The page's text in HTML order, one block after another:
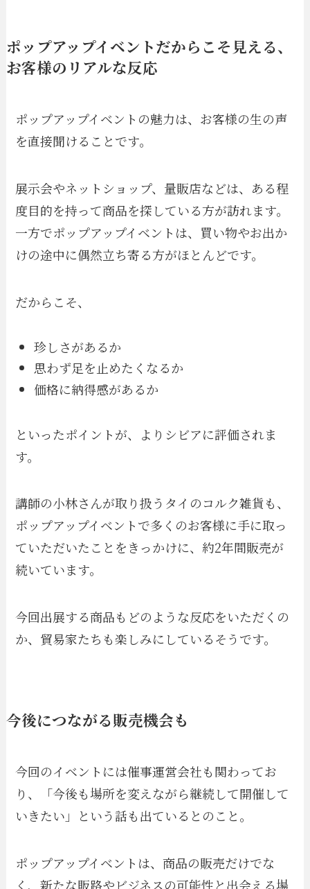
ポップアップイベントだからこそ見える、
お客様のリアルな反応
ポップアップイベントの魅力は、お客様の生の声
を直接聞けることです。
展示会やネットショップ、量販店などは、ある程
度目的を持って商品を探している方が訪れます。
一方でポップアップイベントは、買い物やお出か
けの途中に偶然立ち寄る方がほとんどです。
だからこそ、
珍しさがあるか
思わず足を止めたくなるか
価格に納得感があるか
といったポイントが、よりシビアに評価されま
す。
講師の小林さんが取り扱うタイのコルク雑貨も、
ポップアップイベントで多くのお客様に手に取っ
ていただいたことをきっかけに、約2年間販売が
続いています。
今回出展する商品もどのような反応をいただくの
か、貿易家たちも楽しみにしているそうです。
今後につながる販売機会も
今回のイベントには催事運営会社も関わってお
り、「今後も場所を変えながら継続して開催して
いきたい」という話も出ているとのこと。
ポップアップイベントは、商品の販売だけでな
く、新たな販路やビジネスの可能性と出会える場